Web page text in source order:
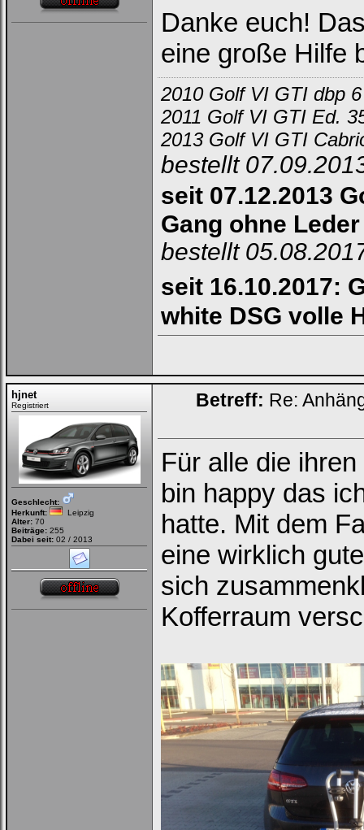
Danke euch!
eine große Hilfe
2010 Golf VI GTI dbp
2011 Golf VI GTI Ed.
2013 Golf VI GTI
bestellt
seit 07.12.2013
Gang ohne
bestellt
seit 16.10.2017:
white DSG volle
hjnet
Registriert
Geschlecht:
Herkunft:
Leipzig
Alter: 70
Beiträge: 255
Dabei seit: 02 / 2013
Betreff: Re:
Für alle die
bin happy das
hatte. Mit dem
eine wirklich
sich
Kofferraum